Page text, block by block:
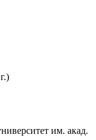
им. акад.